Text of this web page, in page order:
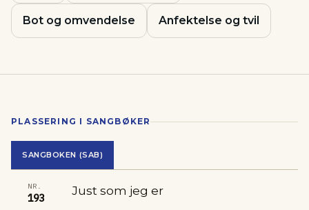
Bot og omvendelse Anfektelse og tvil
PLASSERING I SANGBØKER
SANGBOKEN (SAB)
NR.
193
Just som jeg er